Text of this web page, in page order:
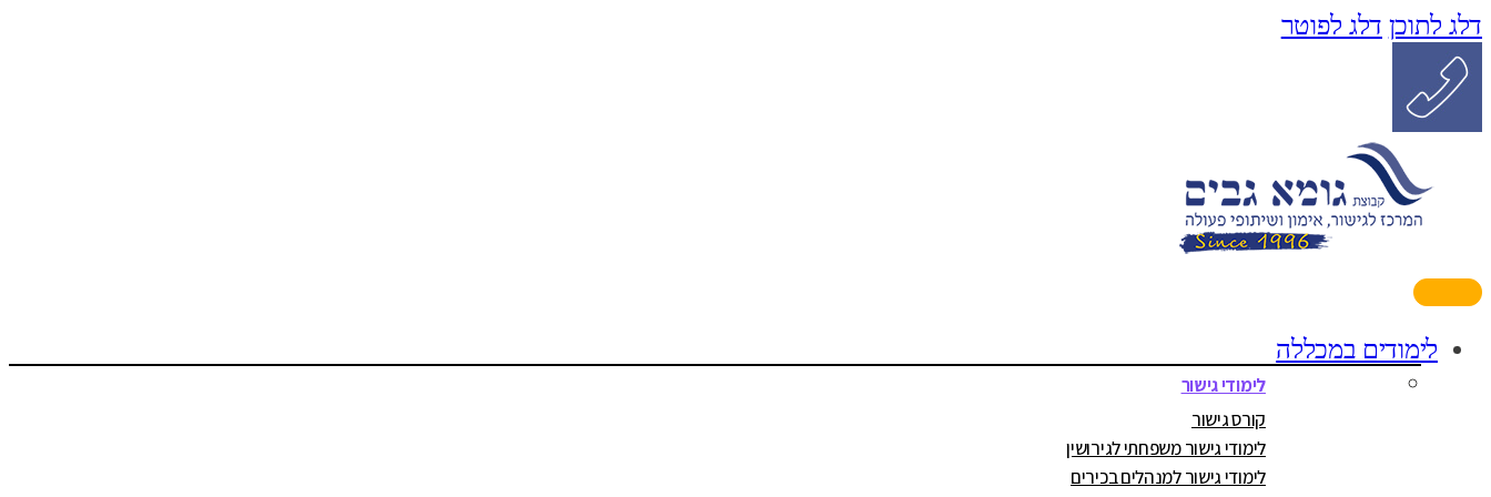
דלג לתוכן דלג לפוטר
לימודים במכללה
לימודי גישור
קורס גישור
לימודי גישור משפחתי לגירושין
לימודי גישור למנהלים בכירים